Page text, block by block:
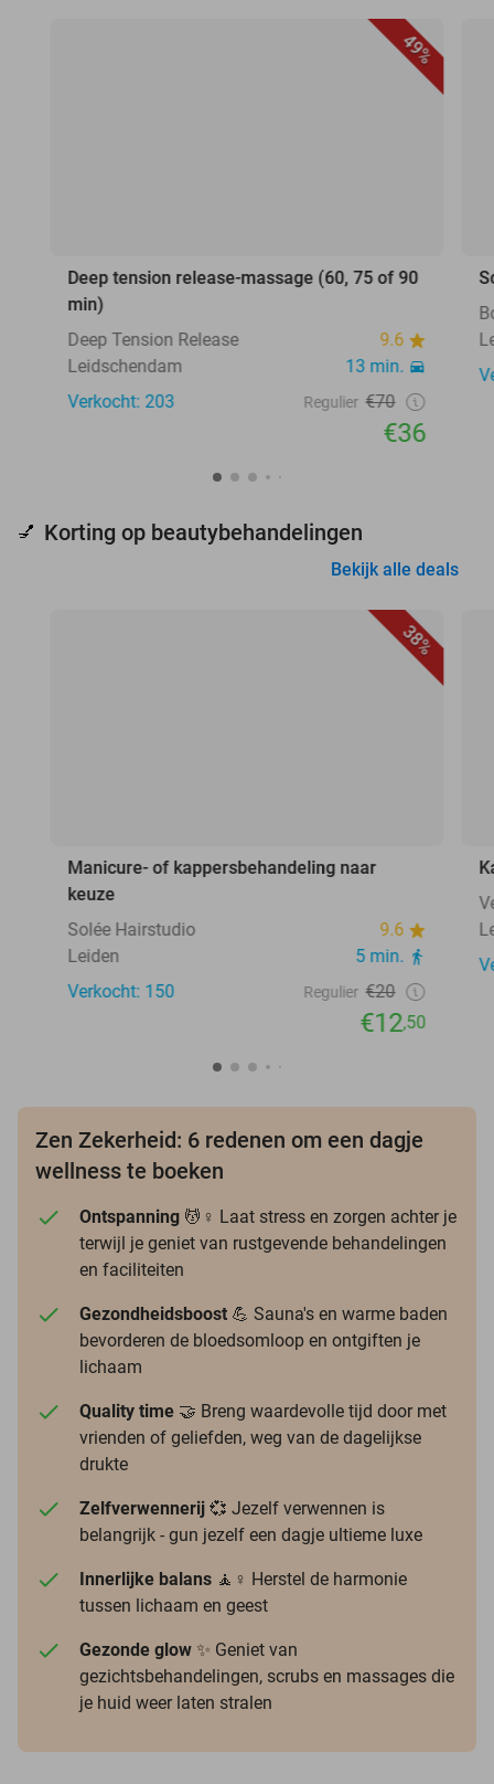
49%
Deep tension release-massage (60, 75 of 90
min)
Deep Tension Release
9.6
Leidschendam
13 min.
Verkocht: 203
Regulier €70
€36
💅 Korting op beautybehandelingen
Bekijk alle deals
38%
Manicure- of kappersbehandeling naar
keuze
Solée Hairstudio
9.6
Leiden
5 min.
Verkocht: 150
Regulier €20
€12,50
Zen Zekerheid: 6 redenen om een dagje
wellness te boeken
Ontspanning 💆♀️ Laat stress en zorgen achter je
terwijl je geniet van rustgevende behandelingen
en faciliteiten
Gezondheidsboost 💪 Sauna's en warme baden
bevorderen de bloedsomloop en ontgiften je
lichaam
Quality time 🤝 Breng waardevolle tijd door met
vrienden of geliefden, weg van de dagelijkse
drukte
Zelfverwennerij 💞 Jezelf verwennen is
belangrijk - gun jezelf een dagje ultieme luxe
Innerlijke balans 🧘♀️ Herstel de harmonie
tussen lichaam en geest
Gezonde glow ✨ Geniet van
gezichtsbehandelingen, scrubs en massages die
je huid weer laten stralen